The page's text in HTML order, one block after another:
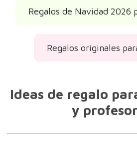
Regalos de Navidad 2026
Regalos originales
Ideas de regalo
y